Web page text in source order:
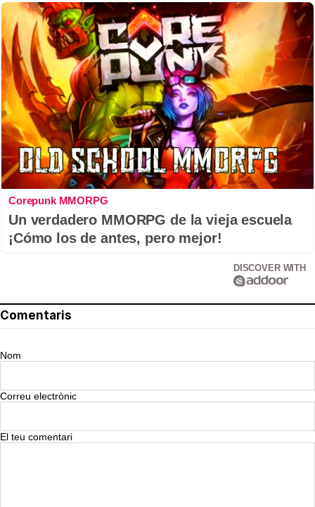
Corepunk MMORPG
Un verdadero MMORPG de la vieja escuela
¡Cómo los de antes, pero mejor!
DISCOVER WITH
Comentaris
Nom
Correu electrònic
El teu comentari